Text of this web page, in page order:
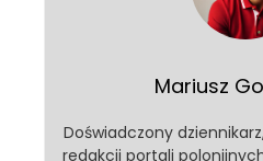
Mariusz
Doświadczony
redakcji portali